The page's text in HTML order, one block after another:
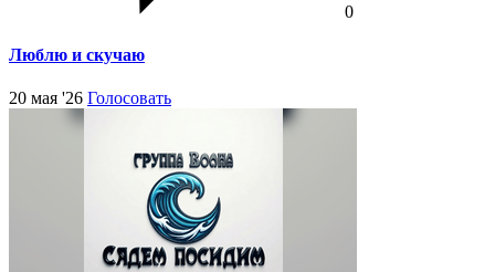
0
Люблю и скучаю
20 мая '26 Голосовать